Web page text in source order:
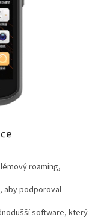
roaming,
aby podporoval
software, který